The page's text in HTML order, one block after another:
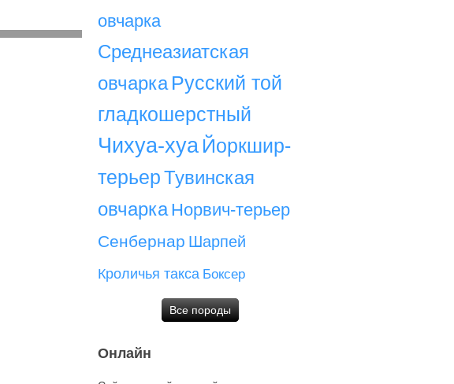
овчарка
Среднеазиатская
овчарка Русский той
гладкошерстный
Чихуа-хуа Йоркшир-
терьерТувинская
овчарка Норвич-терьер
Сенбернар Шарпей
Кроличья такса Боксер
Все породы
Онлайн